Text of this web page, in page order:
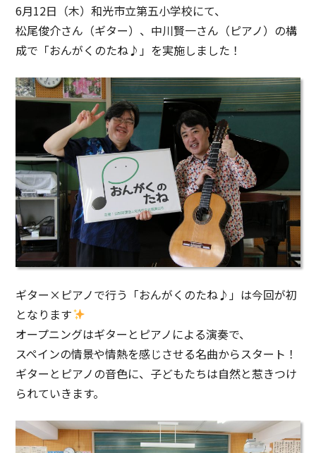
6月12日（木）和光市立第五小学校にて、
松尾俊介さん（ギター）、中川賢一さん（ピアノ）の構
成で「おんがくのたね♪」を実施しました！
ギター×ピアノで行う「おんがくのたね♪」は今回が初
となります
オープニングはギターとピアノによる演奏で、
スペインの情景や情熱を感じさせる名曲からスタート！
ギターとピアノの音色に、子どもたちは自然と惹きつけ
られていきます。